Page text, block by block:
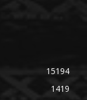
15194
1419